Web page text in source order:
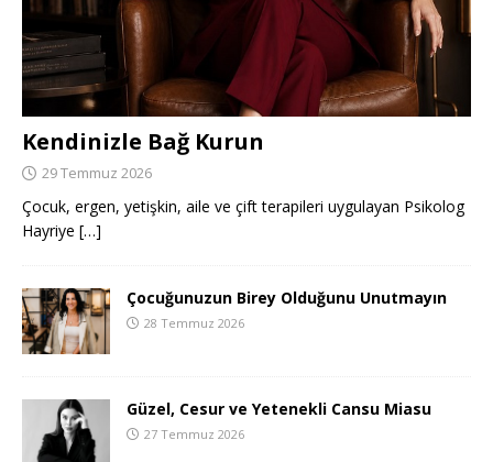
Kendinizle Bağ Kurun
29 Temmuz 2026
Çocuk, ergen, yetişkin, aile ve çift terapileri uygulayan Psikolog
Hayriye […]
Çocuğunuzun Birey Olduğunu Unutmayın
28 Temmuz 2026
Güzel, Cesur ve Yetenekli Cansu Miasu
27 Temmuz 2026